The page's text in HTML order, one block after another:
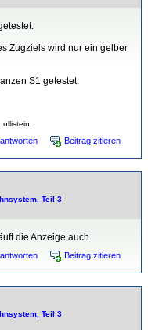
Zugziels wird nur ein gelber
S1 getestet.
Beitrag zitieren
Teil 3
die Anzeige auch.
Beitrag zitieren
Teil 3